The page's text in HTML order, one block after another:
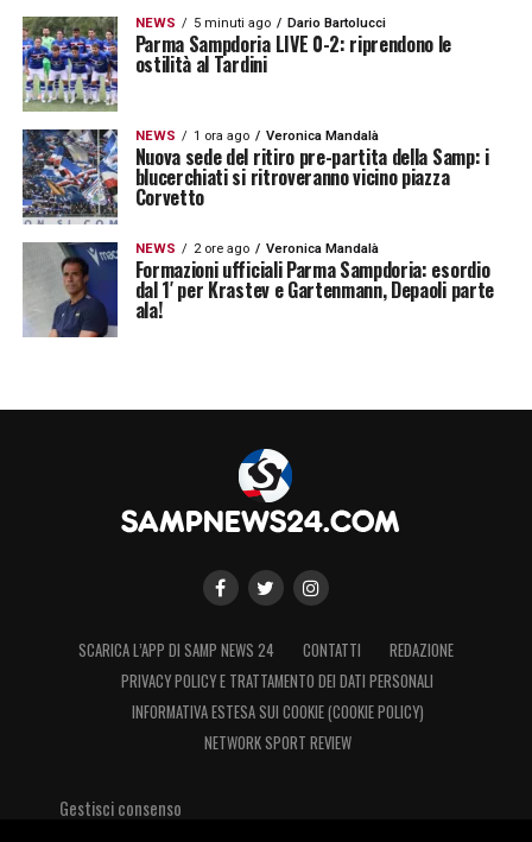
NEWS 5 minuti ago Dario Bartolucci
Parma Sampdoria LIVE 0-2: riprendono le
ostilità al Tardini
NEWS 1 ora ago Veronica Mandalà
Nuova sede del ritiro pre-partita della Samp: i
blucerchiati si ritroveranno vicino piazza
Corvetto
NEWS 2 ore ago Veronica Mandalà
Formazioni ufficiali Parma Sampdoria: esordio
dal 1′ per Krastev e Gartenmann, Depaoli parte
ala!
SCARICA L’APP DI SAMP NEWS 24 CONTATTI
REDAZIONE
PRIVACY POLICY E TRATTAMENTO DEI DATI PERSONALI
INFORMATIVA ESTESA SUI COOKIE (COOKIE POLICY)
NETWORK SPORT REVIEW
Gestisci consenso